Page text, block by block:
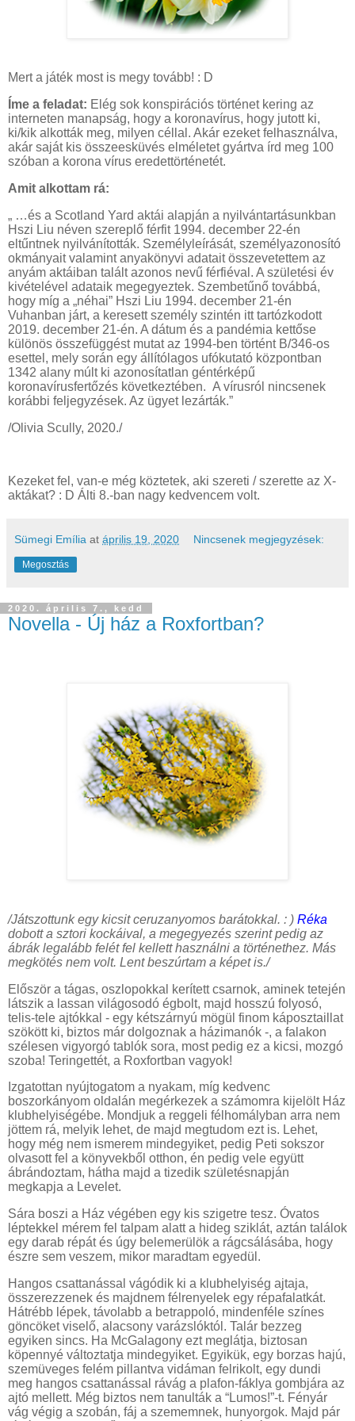
Mert a játék most is megy tovább! : D
Íme a feladat: Elég sok konspirációs történet kering az
interneten manapság, hogy a koronavírus, hogy jutott ki,
ki/kik alkották meg, milyen céllal. Akár ezeket felhasználva,
akár saját kis összeesküvés elméletet gyártva írd meg 100
szóban a korona vírus eredettörténetét.
Amit alkottam rá:
„ …és a Scotland Yard aktái alapján a nyilvántartásunkban
Hszi Liu néven szereplő férfit 1994. december 22-én
eltűntnek nyilvánították. Személyleírását, személyazonosító
okmányait valamint anyakönyvi adatait összevetettem az
anyám aktáiban talált azonos nevű férfiéval. A születési év
kivételével adataik megegyeztek. Szembetűnő továbbá,
hogy míg a „néhai” Hszi Liu 1994. december 21-én
Vuhanban járt, a keresett személy szintén itt tartózkodott
2019. december 21-én. A dátum és a pandémia kettőse
különös összefüggést mutat az 1994-ben történt B/346-os
esettel, mely során egy állítólagos ufókutató központban
1342 alany múlt ki azonosítatlan géntérképű
koronavírusfertőzés következtében. A vírusról nincsenek
korábbi feljegyzések. Az ügyet lezárták.”
/Olivia Scully, 2020./
Kezeket fel, van-e még köztetek, aki szereti / szerette az X-
aktákat? : D Álti 8.-ban nagy kedvencem volt.
Sümegi Emília at április 19, 2020 Nincsenek megjegyzések:
Megosztás
2020. április 7., kedd
Novella - Új ház a Roxfortban?
/Játszottunk egy kicsit ceruzanyomos barátokkal. : ) Réka
dobott a sztori kockáival, a megegyezés szerint pedig az
ábrák legalább felét fel kellett használni a történethez. Más
megkötés nem volt. Lent beszúrtam a képet is./
Először a tágas, oszlopokkal kerített csarnok, aminek tetején
látszik a lassan világosodó égbolt, majd hosszú folyosó,
telis-tele ajtókkal - egy kétszárnyú mögül finom káposztaillat
szökött ki, biztos már dolgoznak a házimanók -, a falakon
szélesen vigyorgó tablók sora, most pedig ez a kicsi, mozgó
szoba! Teringettét, a Roxfortban vagyok!
Izgatottan nyújtogatom a nyakam, míg kedvenc
boszorkányom oldalán megérkezek a számomra kijelölt Ház
klubhelyiségébe. Mondjuk a reggeli félhomályban arra nem
jöttem rá, melyik lehet, de majd megtudom ezt is. Lehet,
hogy még nem ismerem mindegyiket, pedig Peti sokszor
olvasott fel a könyvekből otthon, én pedig vele együtt
ábrándoztam, hátha majd a tizedik születésnapján
megkapja a Levelet.
Sára boszi a Ház végében egy kis szigetre tesz. Óvatos
léptekkel mérem fel talpam alatt a hideg sziklát, aztán találok
egy darab répát és úgy belemerülök a rágcsálásába, hogy
észre sem veszem, mikor maradtam egyedül.
Hangos csattanással vágódik ki a klubhelyiség ajtaja,
összerezzenek és majdnem félrenyelek egy répafalatkát.
Hátrébb lépek, távolabb a betrappoló, mindenféle színes
göncöket viselő, alacsony varázslóktól. Talár bezzeg
egyiken sincs. Ha McGalagony ezt meglátja, biztosan
köpennyé változtatja mindegyiket. Egyikük, egy borzas hajú,
szemüveges felém pillantva vidáman felrikolt, egy dundi
meg hangos csattanással rávág a plafon-fáklya gombjára az
ajtó mellett. Még biztos nem tanulták a “Lumos!”-t. Fényár
vág végig a szobán, fáj a szememnek, hunyorgok. Majd pár